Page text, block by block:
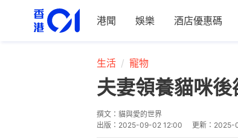
港聞 娛樂 酒店優惠碼
生活 寵物
夫妻領養貓咪
撰文： 貓與愛的世界
出版： 2025-09-02 12:00 更新： 2025-